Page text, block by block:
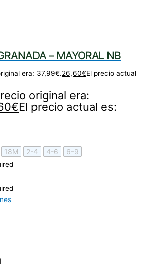
– MAYORAL NB
era: 37,99€.26,60€El precio actual
original era:
€El precio actual es:
18M 2-4 4-6 6-9